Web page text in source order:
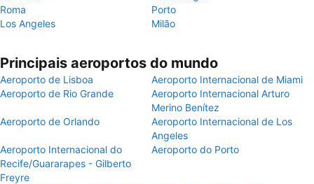
Roma
Porto
Los Angeles
Milão
Principais aeroportos do mundo
Aeroporto de Lisboa
Aeroporto Internacional de Miami
Aeroporto de Rio Grande
Aeroporto Internacional Arturo
Merino Benítez
Aeroporto de Orlando
Aeroporto Internacional de Los
Angeles
Aeroporto Internacional do
Recife/Guararapes - Gilberto
Freyre
Aeroporto do Porto